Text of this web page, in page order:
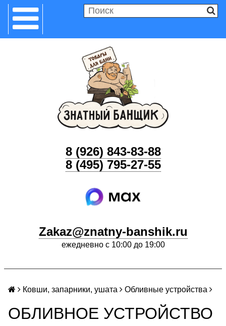
8 (926) 843-83-88
8 (495) 795-27-55
Zakaz@znatny-banshik.ru
ежедневно с 10:00 до 19:00
Ковши, запарники, ушата Обливные устройства
ОБЛИВНОЕ УСТРОЙСТВО